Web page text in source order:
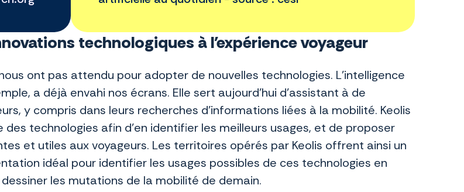
technologiques à l'expérience voyageur
ont pas attendu pour adopter de nouvelles technologies. L’intelligence
a déjà envahi nos écrans. Elle sert aujourd’hui d’assistant à de
y compris dans leurs recherches d’informations liées à la mobilité. Keolis
des technologies afin d’en identifier les meilleurs usages, et de proposer
et utiles aux voyageurs. Les territoires opérés par Keolis offrent ainsi un
idéal pour identifier les usages possibles de ces technologies en
les mutations de la mobilité de demain.